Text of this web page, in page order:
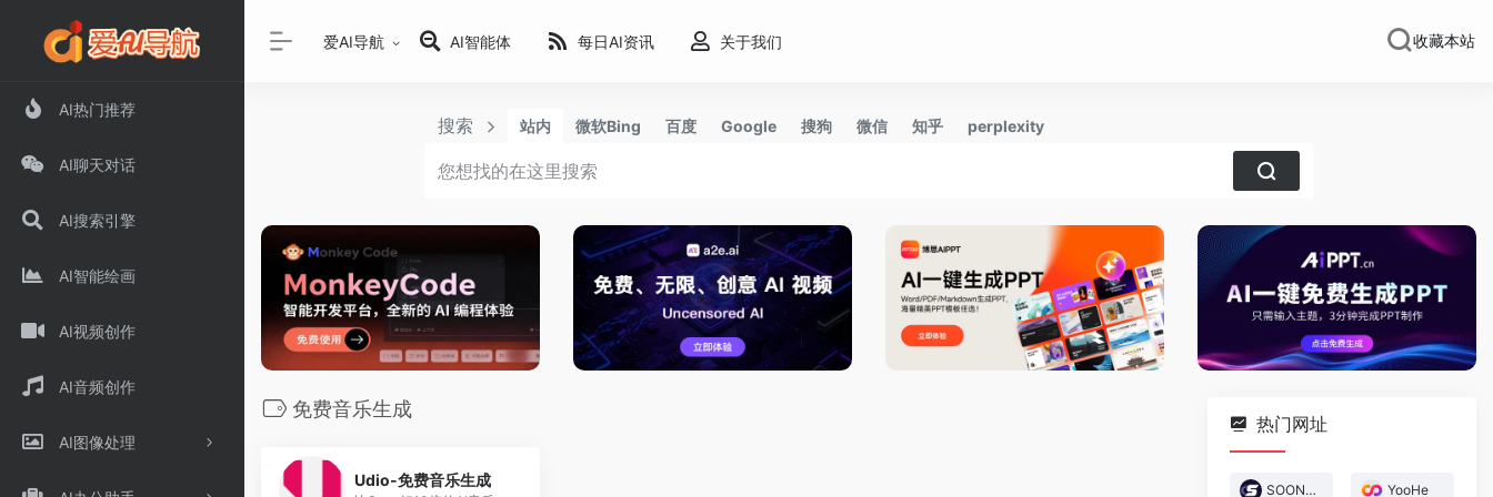
AI热门推荐
AI聊天对话
AI搜索引擎
AI智能绘画
AI视频创作
AI音频创作
AI图像处理
爱AI导航 AI智能体 每日AI资讯 关于我们 收藏本站
搜索 站内 微软Bing 百度 Google 搜狗 微信 知乎 perplexity
免费音乐生成
Udio-免费音乐生成
热门网址
SOON-AI游戏创作 YooHe